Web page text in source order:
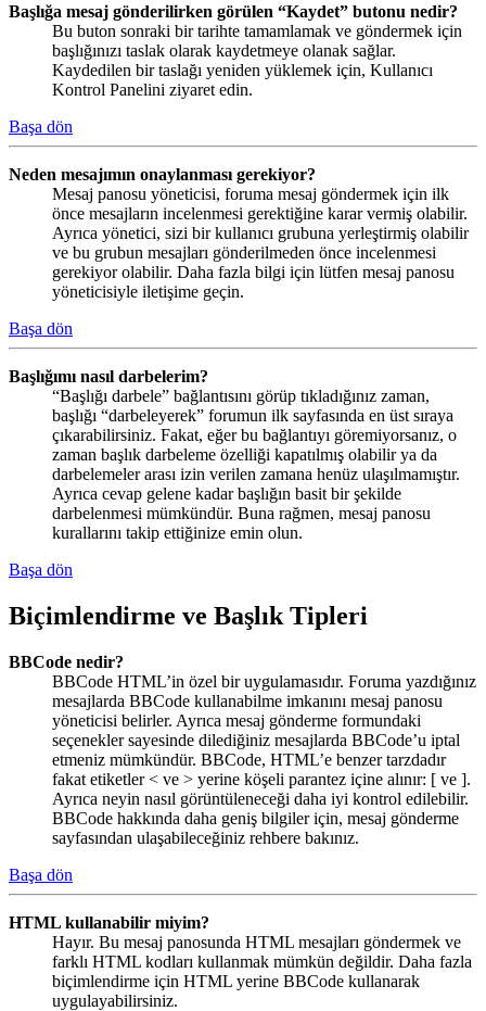
Başlığa mesaj gönderilirken görülen “Kaydet” butonu nedir?
Bu buton sonraki bir tarihte tamamlamak ve göndermek için
başlığınızı taslak olarak kaydetmeye olanak sağlar.
Kaydedilen bir taslağı yeniden yüklemek için, Kullanıcı
Kontrol Panelini ziyaret edin.
Başa dön
Neden mesajımın onaylanması gerekiyor?
Mesaj panosu yöneticisi, foruma mesaj göndermek için ilk
önce mesajların incelenmesi gerektiğine karar vermiş olabilir.
Ayrıca yönetici, sizi bir kullanıcı grubuna yerleştirmiş olabilir
ve bu grubun mesajları gönderilmeden önce incelenmesi
gerekiyor olabilir. Daha fazla bilgi için lütfen mesaj panosu
yöneticisiyle iletişime geçin.
Başa dön
Başlığımı nasıl darbelerim?
“Başlığı darbele” bağlantısını görüp tıkladığınız zaman,
başlığı “darbeleyerek” forumun ilk sayfasında en üst sıraya
çıkarabilirsiniz. Fakat, eğer bu bağlantıyı göremiyorsanız, o
zaman başlık darbeleme özelliği kapatılmış olabilir ya da
darbelemeler arası izin verilen zamana henüz ulaşılmamıştır.
Ayrıca cevap gelene kadar başlığın basit bir şekilde
darbelenmesi mümkündür. Buna rağmen, mesaj panosu
kurallarını takip ettiğinize emin olun.
Başa dön
Biçimlendirme ve Başlık Tipleri
BBCode nedir?
BBCode HTML’in özel bir uygulamasıdır. Foruma yazdığınız
mesajlarda BBCode kullanabilme imkanını mesaj panosu
yöneticisi belirler. Ayrıca mesaj gönderme formundaki
seçenekler sayesinde dilediğiniz mesajlarda BBCode’u iptal
etmeniz mümkündür. BBCode, HTML’e benzer tarzdadır
fakat etiketler < ve > yerine köşeli parantez içine alınır: [ ve ].
Ayrıca neyin nasıl görüntüleneceği daha iyi kontrol edilebilir.
BBCode hakkında daha geniş bilgiler için, mesaj gönderme
sayfasından ulaşabileceğiniz rehbere bakınız.
Başa dön
HTML kullanabilir miyim?
Hayır. Bu mesaj panosunda HTML mesajları göndermek ve
farklı HTML kodları kullanmak mümkün değildir. Daha fazla
biçimlendirme için HTML yerine BBCode kullanarak
uygulayabilirsiniz.